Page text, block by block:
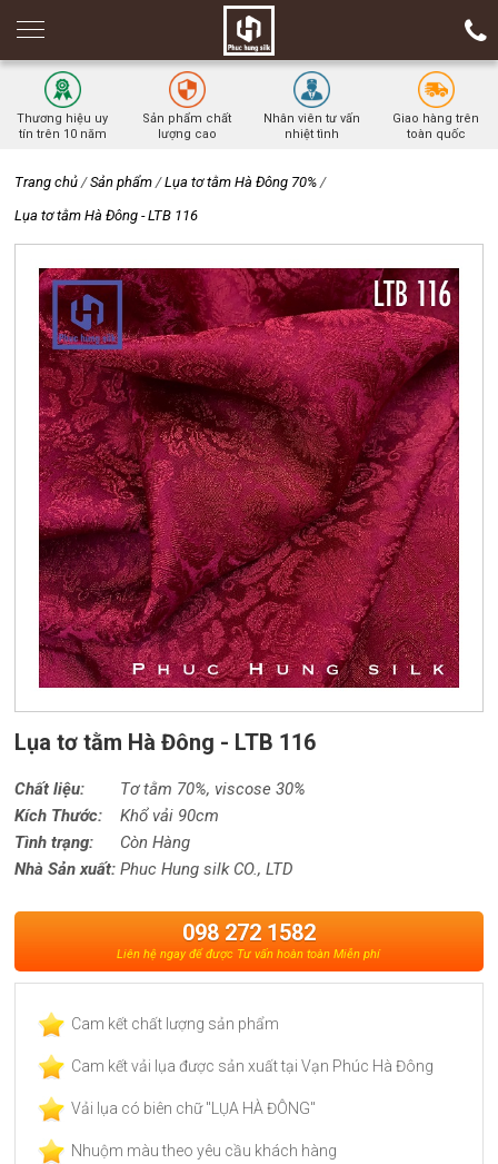
Thương hiệu uy
tín trên 10 năm
Sản phẩm chất
lượng cao
Nhân viên tư vấn
nhiệt tình
Giao hàng trên
toàn quốc
Trang chủ / Sản phẩm / Lụa tơ tằm Hà Đông 70% /
Lụa tơ tằm Hà Đông - LTB 116
Lụa tơ tằm Hà Đông - LTB 116
Chất liệu: Tơ tằm 70%, viscose30%
Kích Thước: Khổ vải 90cm
Tình trạng: Còn Hàng
Nhà Sản xuất: Phuc Hung silk CO., LTD
098 272 1582
Liên hệ ngay để được Tư vấn hoàn toàn Miễn phí
Cam kết chất lượng sản phẩm
Cam kết vải lụa được sản xuất tại Vạn Phúc Hà Đông
Vải lụa có biên chữ "LỤA HÀ ĐÔNG"
Nhuộm màu theo yêu cầu khách hàng